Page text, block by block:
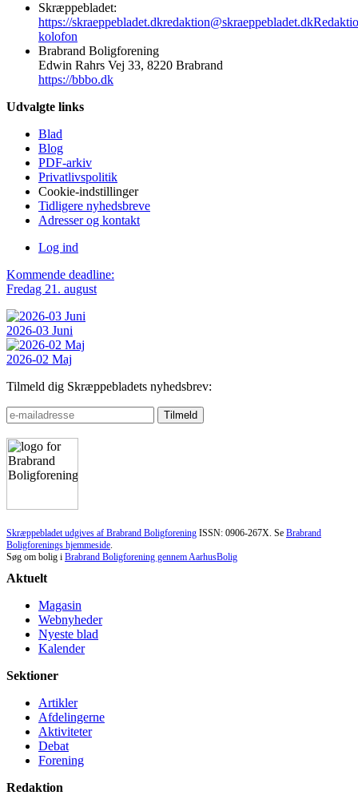
Skræppebladet:
https://skraeppebladet.dkredaktion@skraeppebladet.dk
kolofon
Brabrand Boligforening
Edwin Rahrs Vej 33, 8220 Brabrand
https://bbbo.dk
Udvalgte links
Blad
Blog
PDF-arkiv
Privatlivspolitik
Cookie-indstillinger
Tidligere nyhedsbreve
Adresser og kontakt
Log ind
Kommende deadline:
Fredag 21. august
2026-03 Juni
2026-02 Maj
Tilmeld dig Skræppebladets nyhedsbrev:
Skræppebladet udgives af Brabrand Boligforening ISSN: 0906-267X. Se Brabrand
Boligforenings hjemmeside.
Søg om bolig i Brabrand Boligforening gennem AarhusBolig
Aktuelt
Magasin
Webnyheder
Nyeste blad
Kalender
Sektioner
Artikler
Afdelingerne
Aktiviteter
Debat
Forening
Redaktion